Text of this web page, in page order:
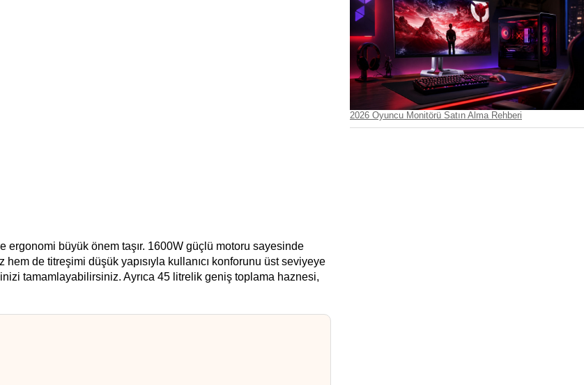
ergonomi büyük önem taşır. 1600W güçlü motoru sayesinde
de titreşimi düşük yapısıyla kullanıcı konforunu üst seviyeye
tamamlayabilirsiniz. Ayrıca 45 litrelik geniş toplama haznesi,
2026 Oyuncu Monitörü Satın Alma Rehberi